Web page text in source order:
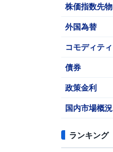
株価指数先物
外国為替
コモディティ
債券
政策金利
国内市場概況
ランキング